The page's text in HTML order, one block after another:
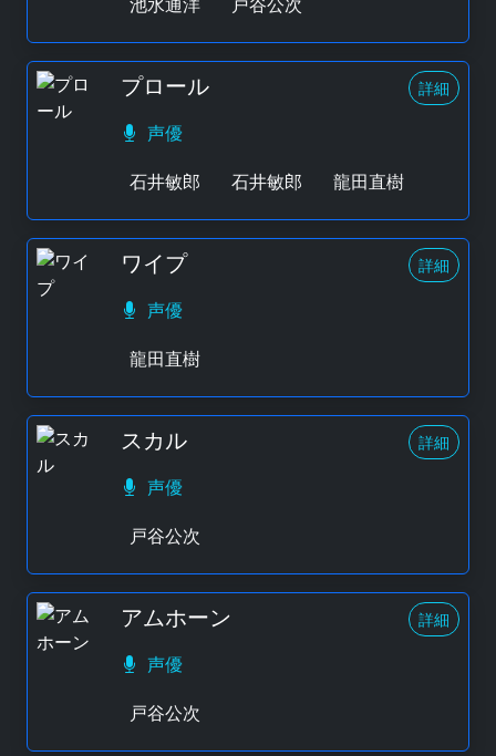
プロール 詳細
声優
石井敏郎
石井敏郎 龍田直樹
ワイプ 詳細
声優
龍田直樹
スカル 詳細
声優
戸谷公次
アムホーン 詳細
声優
戸谷公次